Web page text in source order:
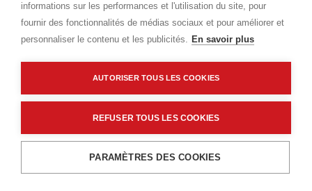
informations sur les performances et l'utilisation du site, pour
fournir des fonctionnalités de médias sociaux et pour améliorer et
personnaliser le contenu et les publicités. En savoir plus
AUTORISER TOUS LES COOKIES
REFUSER TOUS LES COOKIES
PARAMÈTRES DES COOKIES